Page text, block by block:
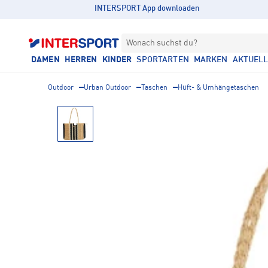
INTERSPORT App downloaden
Wonach suchst du?
DAMEN
HERREN KINDER SPORTARTEN MARKEN
Outdoor Urban Outdoor Taschen Hüft- & Umhängetaschen